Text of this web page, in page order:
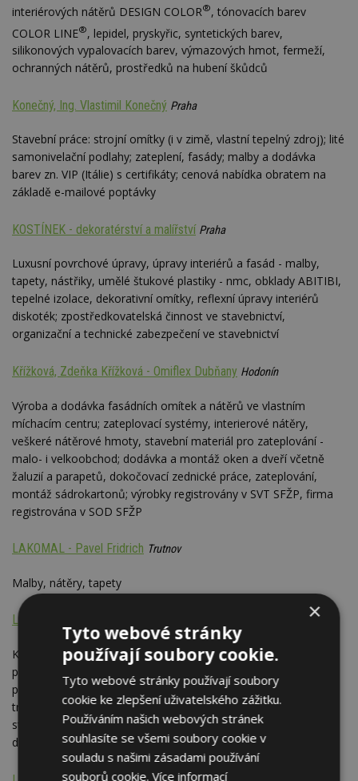
interiérových nátěrů DESIGN COLOR®, tónovacích barev
COLOR LINE®, lepidel, pryskyřic, syntetických barev,
silikonových vypalovacích barev, výmazových hmot, fermeží,
ochranných nátěrů, prostředků na hubení škůdců
Konečný, Ing. Vlastimil Konečný Praha
Stavební práce: strojní omítky (i v zimě, vlastní tepelný zdroj); lité
samonivelační podlahy; zateplení, fasády; malby a dodávka
barev zn. VIP (Itálie) s certifikáty; cenová nabídka obratem na
základě e-mailové poptávky
KOSTÍNEK - dekoratérství a malířství Praha
Luxusní povrchové úpravy, úpravy interiérů a fasád - malby,
tapety, nástřiky, umělé štukové plastiky - nmc, obklady ABITIBI,
tepelné izolace, dekorativní omítky, reflexní úpravy interiérů
diskoték; zpostředkovatelská činnost ve stavebnictví,
organizační a technické zabezpečení ve stavebnictví
Křížková, Zdeňka Křížková - Omiflex Dubňany Hodonín
Výroba a dodávka fasádních omítek a nátěrů ve vlastním
míchacím centru; zateplovací systémy, interierové nátěry,
veškeré nátěrové hmoty, stavební materiál pro zateplování -
malo- i velkoobchod; dodávka a montáž oken a dveří včetně
žaluzií a parapetů, dokočovací zednické práce, zateplování,
montáž sádrokartonů; výrobky registrovány v SVT SFŽP, firma
registrována v SOD SFŽP
LAKOMAL - Pavel Fridrich Trutnov
Malby, nátěry, tapety
LAKSTAV PRAHA 5 s.r.o.
Komplexní stavební služby v oborech: lakýrnické a malířské
práce, tapetářské práce, sádrokartonářské práce, podlahářské
práce, truhlářské práce, lešenářské práce; zateplování budov,
tryskání povrchů, protipožární nátěry a stavební práce; prodej
stavebních materiálů; akreditovaná firma (odborný dodavatel)
dotačního programu Zelená úsporám
×
Tyto webové stránky
používají soubory cookie.
Tyto webové stránky používají soubory
cookie ke zlepšení uživatelského zážitku.
Používáním našich webových stránek
souhlasíte se všemi soubory cookie v
souladu s našimi zásadami používání
souborů cookie.Více informací